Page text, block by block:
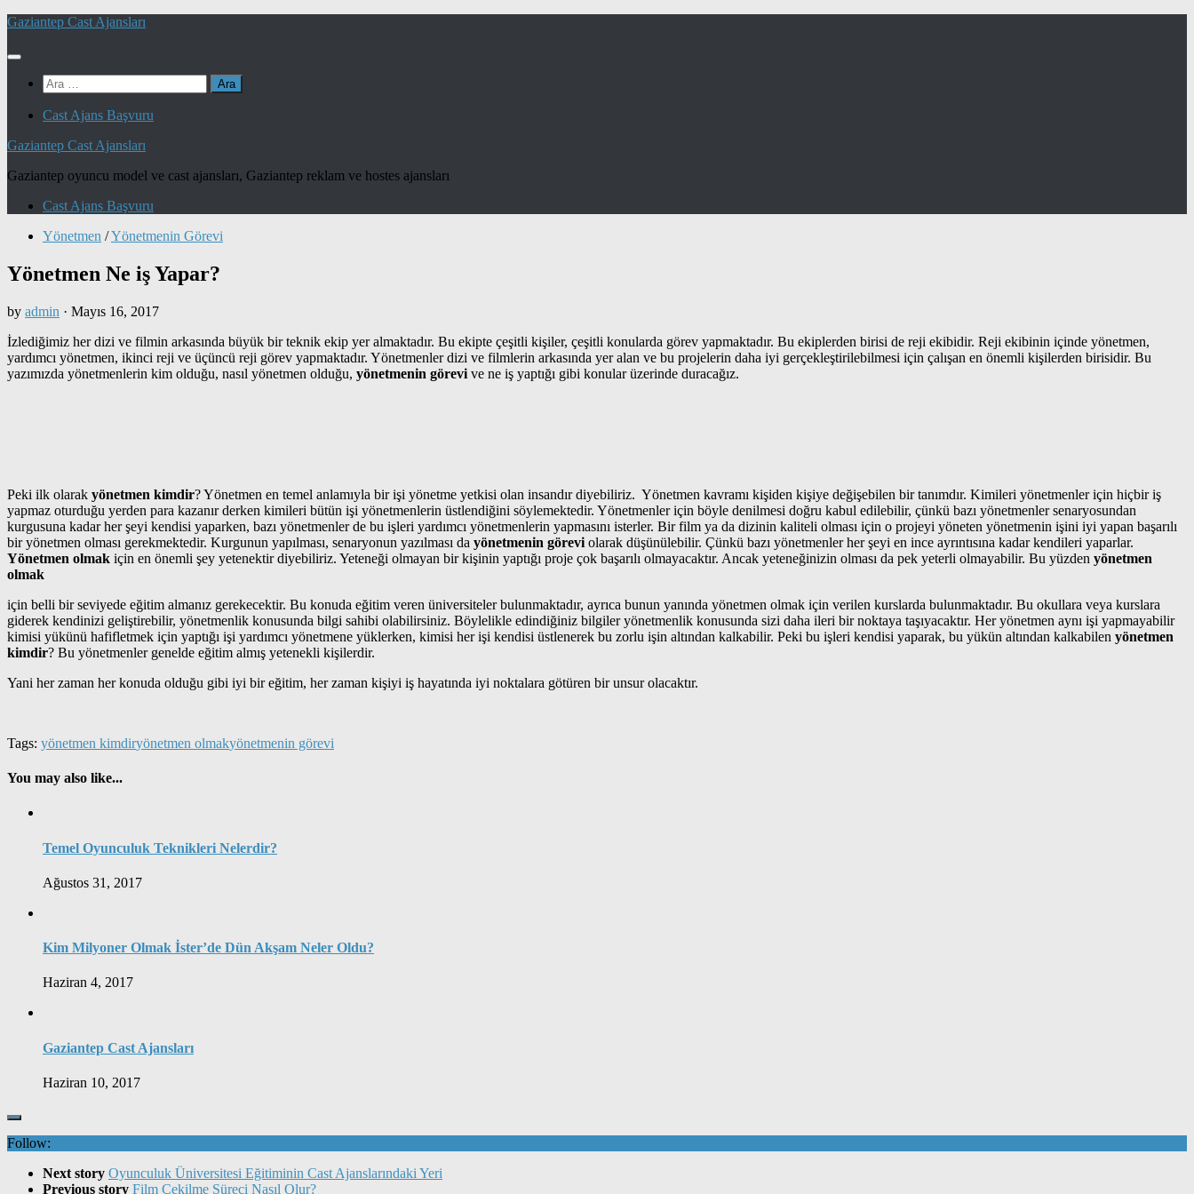
Skip
content
Gaziantep Cast Ajansları
Arama:
Cast Ajans Başvuru
Gaziantep Cast Ajansları
Gaziantep oyuncu model ve cast ajansları, Gaziantep reklam ve hostes ajansları
Cast Ajans Başvuru
Yönetmen /Yönetmenin Görevi
Yönetmen Ne iş Yapar?
by admin · Mayıs 16, 2017
İzlediğimiz her dizi ve filmin arkasında büyük bir teknik ekip yer almaktadır. Bu ekipte çeşitli kişiler, çeşitli konularda görev yapmaktadır. Bu ekiplerden birisi de reji ekibidir. Reji ekibinin içinde yönetmen,
yardımcı yönetmen, ikinci reji ve üçüncü reji görev yapmaktadır. Yönetmenler dizi ve filmlerin arkasında yer alan ve bu projelerin daha iyi gerçekleştirilebilmesi için çalışan en önemli kişilerden birisidir. Bu
yazımızda yönetmenlerin kim olduğu, nasıl yönetmen olduğu, yönetmenin görevi ve ne iş yaptığı gibi konular üzerinde duracağız.
Peki ilk olarak yönetmen kimdir? Yönetmen en temel anlamıyla bir işi yönetme yetkisi olan insandır diyebiliriz. Yönetmen kavramı kişiden kişiye değişebilen bir tanımdır. Kimileri yönetmenler için hiçbir iş
yapmaz oturduğu yerden para kazanır derken kimileri bütün işi yönetmenlerin üstlendiğini söylemektedir. Yönetmenler için böyle denilmesi doğru kabul edilebilir, çünkü bazı yönetmenler senaryosundan
kurgusuna kadar her şeyi kendisi yaparken, bazı yönetmenler de bu işleri yardımcı yönetmenlerin yapmasını isterler. Bir film ya da dizinin kaliteli olması için o projeyi yöneten yönetmenin işini iyi yapan başarılı
bir yönetmen olması gerekmektedir. Kurgunun yapılması, senaryonun yazılması da yönetmenin görevi olarak düşünülebilir. Çünkü bazı yönetmenler her şeyi en ince ayrıntısına kadar kendileri yaparlar.
Yönetmen olmak için en önemli şey yetenektir diyebiliriz. Yeteneği olmayan bir kişinin yaptığı proje çok başarılı olmayacaktır. Ancak yeteneğinizin olması da pek yeterli olmayabilir. Bu yüzden yönetmen
olmak
için belli bir seviyede eğitim almanız gerekecektir. Bu konuda eğitim veren üniversiteler bulunmaktadır, ayrıca bunun yanında yönetmen olmak için verilen kurslarda bulunmaktadır. Bu okullara veya kurslara
giderek kendinizi geliştirebilir, yönetmenlik konusunda bilgi sahibi olabilirsiniz. Böylelikle edindiğiniz bilgiler yönetmenlik konusunda sizi daha ileri bir noktaya taşıyacaktır. Her yönetmen aynı işi yapmayabilir
kimisi yükünü hafifletmek için yaptığı işi yardımcı yönetmene yüklerken, kimisi her işi kendisi üstlenerek bu zorlu işin altından kalkabilir. Peki bu işleri kendisi yaparak, bu yükün altından kalkabilen yönetmen
kimdir? Bu yönetmenler genelde eğitim almış yetenekli kişilerdir.
Yani her zaman her konuda olduğu gibi iyi bir eğitim, her zaman kişiyi iş hayatında iyi noktalara götüren bir unsur olacaktır.
Tags: yönetmen kimdiryönetmen olmakyönetmenin görevi
You may also like...
Temel Oyunculuk Teknikleri Nelerdir?
Ağustos 31, 2017
Kim Milyoner Olmak İster’de Dün Akşam Neler Oldu?
Haziran 4, 2017
Gaziantep Cast Ajansları
Haziran 10, 2017
Follow:
Next story Oyunculuk Üniversitesi Eğitiminin Cast Ajanslarındaki Yeri
Previous story Film Çekilme Süreci Nasıl Olur?